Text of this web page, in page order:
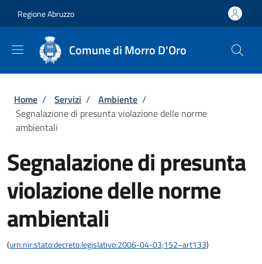
Regione Abruzzo
Comune di Morro D'Oro
Briciole di pane
Home / Servizi / Ambiente /
Segnalazione di presunta violazione delle norme
ambientali
Segnalazione di presunta
violazione delle norme
ambientali
(urn:nir:stato:decreto.legislativo:2006-04-03;152~art133)